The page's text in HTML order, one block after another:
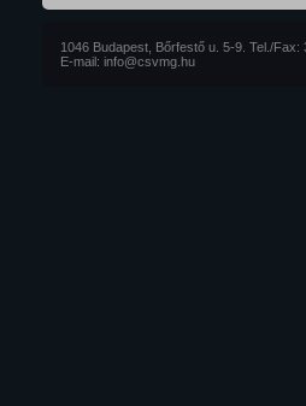
1046 Budapest, Bőrfestő u. 5-9. Tel./Fax:
E-mail: info@csvmg.hu